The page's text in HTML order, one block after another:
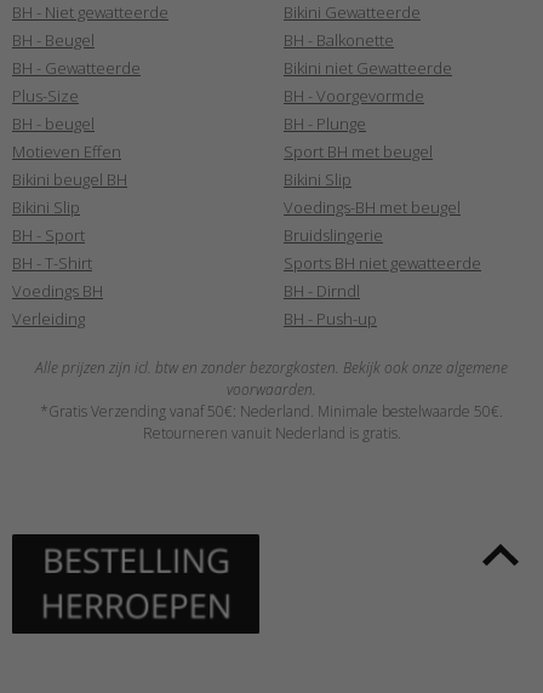
BH - Niet gewatteerde
BH - Beugel
BH - Gewatteerde
Plus-Size
BH - beugel
Motieven Effen
Bikini beugel BH
Bikini Slip
BH - Sport
BH - T-Shirt
Voedings BH
Verleiding
Bikini Gewatteerde
BH - Balkonette
Bikini niet Gewatteerde
BH - Voorgevormde
BH - Plunge
Sport BH met beugel
Bikini Slip
Voedings-BH met beugel
Bruidslingerie
Sports BH niet gewatteerde
BH - Dirndl
BH - Push-up
Alle prijzen zijn icl. btw en zonder bezorgkosten. Bekijk ook onze algemene
voorwaarden.
*Gratis Verzending vanaf 50€: Nederland. Minimale bestelwaarde 50€.
Retourneren vanuit Nederland is gratis.